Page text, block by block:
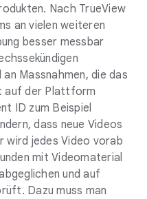
Nach TrueView
an vielen weiteren
besser messbar
Massnahmen, die das
auf der Plattform
ID zum Beispiel
dass neue Videos
wird jedes Video vorab
mit Videomaterial
und auf
Dazu muss man